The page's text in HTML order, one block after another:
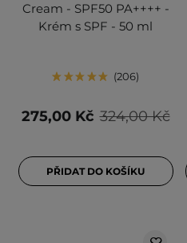
Cream - SPF50 PA++++ -
Krém s SPF - 50 ml
206
324,00 Kč
275,00 Kč
PŘIDAT DO KOŠÍKU